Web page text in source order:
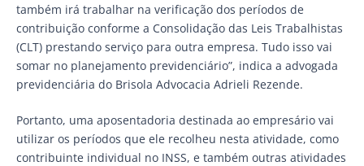
também irá trabalhar na verificação dos períodos de
contribuição conforme a Consolidação das Leis Trabalhistas
(CLT) prestando serviço para outra empresa. Tudo isso vai
somar no planejamento previdenciário”, indica a advogada
previdenciária do Brisola Advocacia Adrieli Rezende.
Portanto, uma aposentadoria destinada ao empresário vai
utilizar os períodos que ele recolheu nesta atividade, como
contribuinte individual no INSS, e também outras atividades